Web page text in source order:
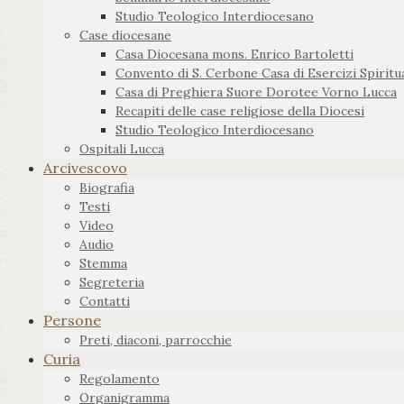
Studio Teologico Interdiocesano
Case diocesane
Casa Diocesana mons. Enrico Bartoletti
Convento di S. Cerbone Casa di Esercizi
Casa di Preghiera Suore Dorotee Vorno Lucca
Recapiti delle case religiose della Diocesi
Studio Teologico Interdiocesano
Ospitali Lucca
Arcivescovo
Biografia
Testi
Video
Audio
Stemma
Segreteria
Contatti
Persone
Preti, diaconi, parrocchie
Curia
Regolamento
Organigramma